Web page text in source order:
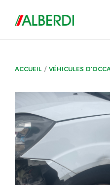
ACCUEIL VÉHICULES